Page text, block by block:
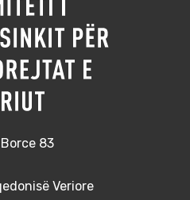
83
Veriore